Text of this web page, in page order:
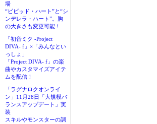
場
“ビビッド・ハート”と“シ
ンデレラ・ハート”。胸
の大きさも変更可能！
「初音ミク -Project
DIVA- f」×「みんなとい
っしょ」
「Project DIVA- f」の楽
曲やカスタマイズアイテ
ムを配信！
「ラグナロクオンライ
ン」11月28日「大規模バ
ランスアップデート」実
装
スキルやモンスターの調